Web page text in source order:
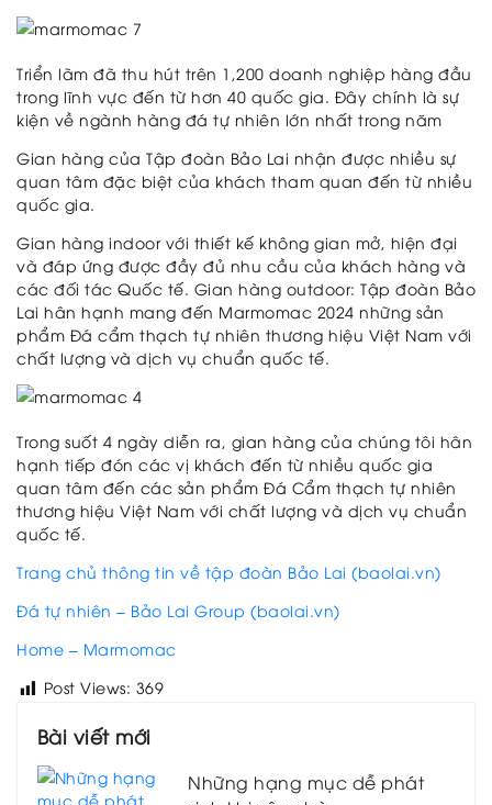
Triển lãm đã thu hút trên 1,200 doanh nghiệp hàng đầu
trong lĩnh vực đến từ hơn 40 quốc gia. Đây chính là sự
kiện về ngành hàng đá tự nhiên lớn nhất trong năm
Gian hàng của Tập đoàn Bảo Lai nhận được nhiều sự
quan tâm đặc biệt của khách tham quan đến từ nhiều
quốc gia.
Gian hàng indoor với thiết kế không gian mở, hiện đại
và đáp ứng được đầy đủ nhu cầu của khách hàng và
các đối tác Quốc tế. Gian hàng outdoor: Tập đoàn Bảo
Lai hân hạnh mang đến Marmomac 2024 những sản
phẩm Đá cẩm thạch tự nhiên thương hiệu Việt Nam với
chất lượng và dịch vụ chuẩn quốc tế.
Trong suốt 4 ngày diễn ra, gian hàng của chúng tôi hân
hạnh tiếp đón các vị khách đến từ nhiều quốc gia
quan tâm đến các sản phẩm Đá Cẩm thạch tự nhiên
thương hiệu Việt Nam với chất lượng và dịch vụ chuẩn
quốc tế.
Trang chủ thông tin về tập đoàn Bảo Lai (baolai.vn)
Đá tự nhiên – Bảo Lai Group (baolai.vn)
Home – Marmomac
Post Views: 369
Bài viết mới
Những hạng mục dễ phát